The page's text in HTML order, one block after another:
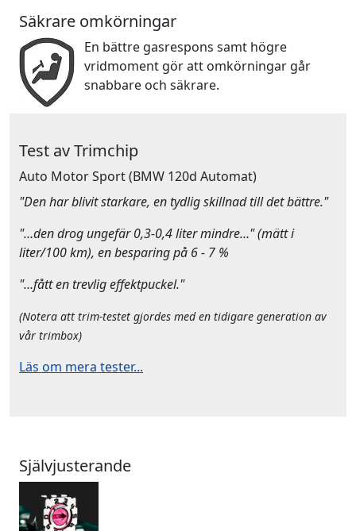
Säkrare omkörningar
En bättre gasrespons samt högre
vridmoment gör att omkörningar går
snabbare och säkrare.
Test av Trimchip
Auto Motor Sport(BMW 120d Automat)
"Den har blivit starkare, en tydlig skillnad till det bättre."
"…den drog ungefär 0,3-0,4 liter mindre…" (mätt i
liter/100 km), en besparing på 6 - 7 %
"…fått en trevlig effektpuckel."
(Notera att trim-testet gjordes med en tidigare generation av
vår trimbox)
Läs om mera tester...
Självjusterande